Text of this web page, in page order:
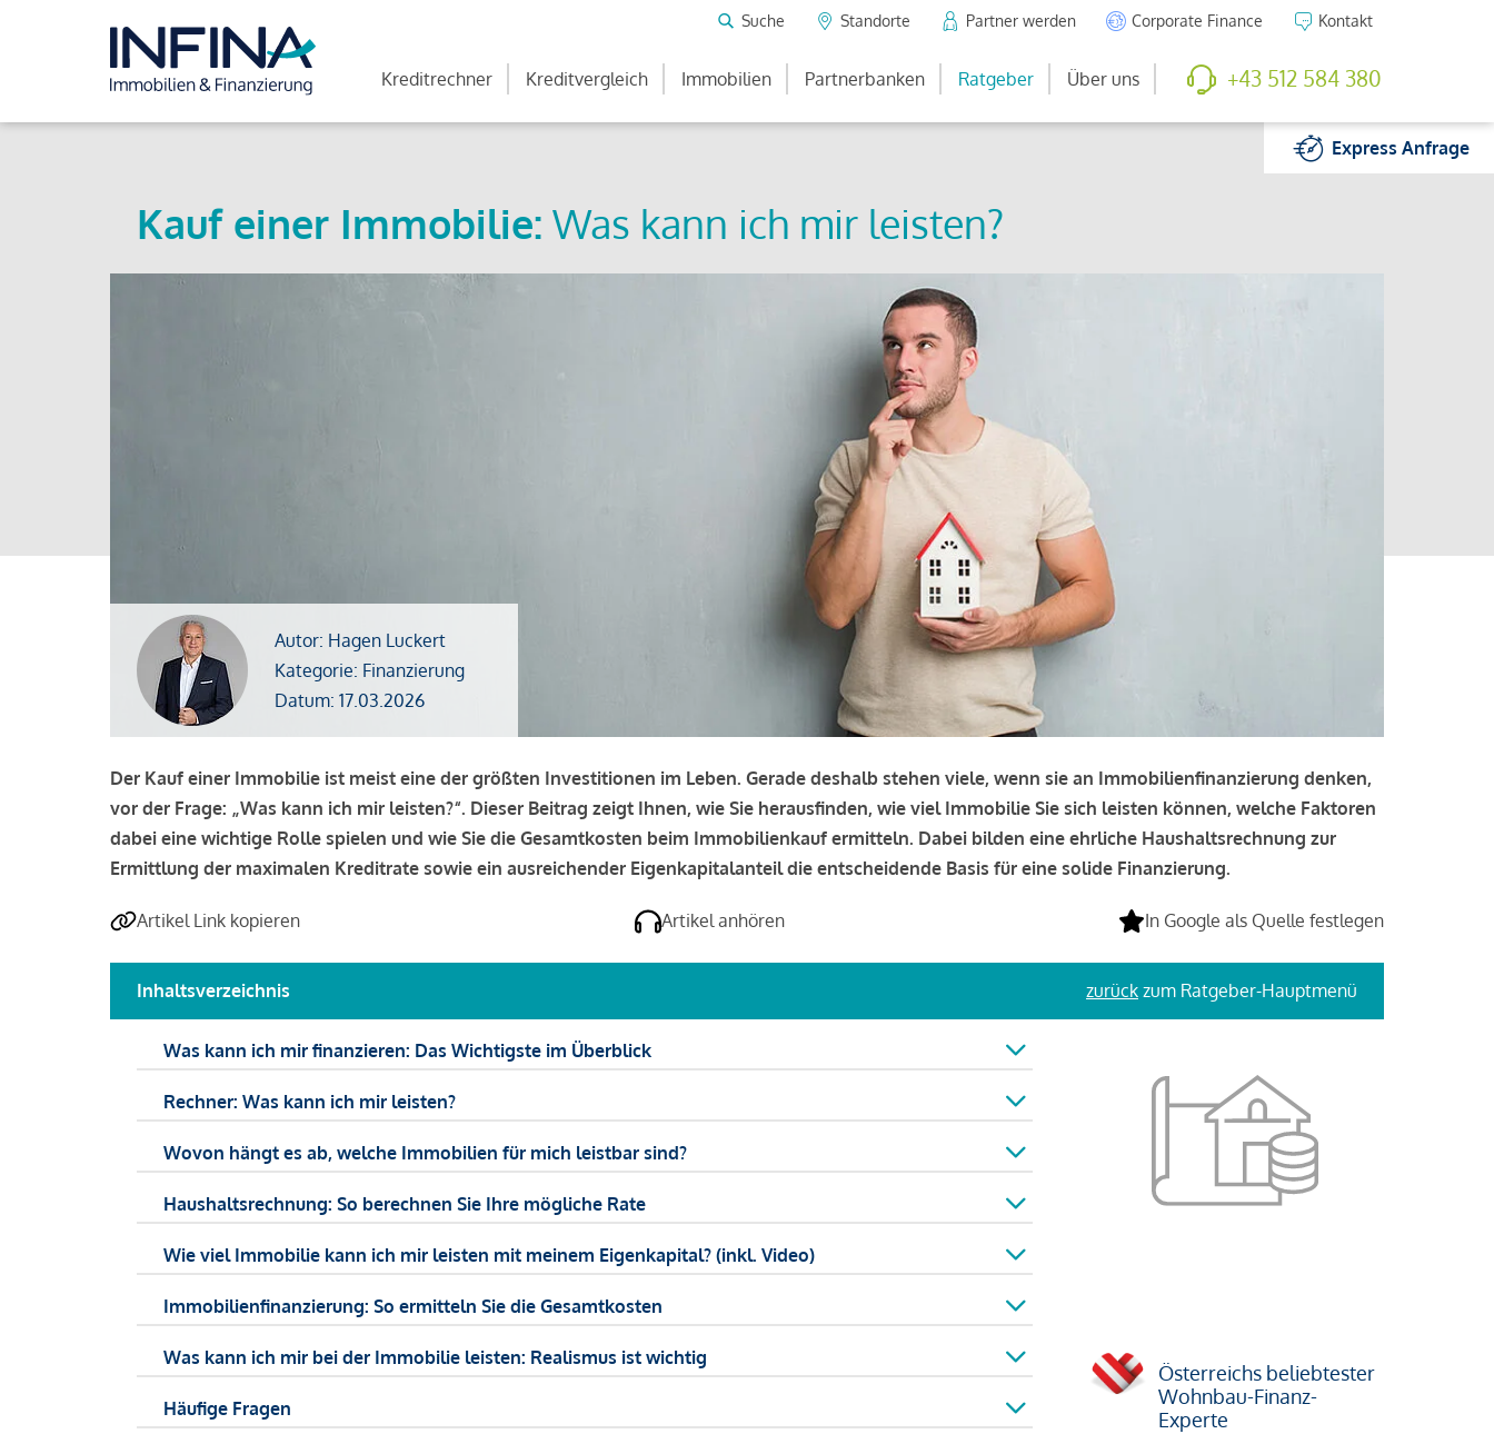
Suche Standorte Partner werden Corporate Finance Kontakt
Kreditrechner Kreditvergleich Immobilien Partnerbanken Ratgeber Über uns +43 512 584 380
ExpressAnfrage
Kauf einer Immobilie: Was kann ich mir leisten?
Autor: Hagen Luckert
Kategorie: Finanzierung
Datum: 17.03.2026
Der Kauf einer Immobilie ist meist eine der größten Investitionen im Leben. Gerade deshalb stehen viele, wenn sie an Immobilienfinanzierung denken,
vor der Frage: „Was kann ich mir leisten?“. Dieser Beitrag zeigt Ihnen, wie Sie herausfinden, wie viel Immobilie Sie sich leisten können, welche Faktoren
dabei eine wichtige Rolle spielen und wie Sie die Gesamtkosten beim Immobilienkauf ermitteln. Dabei bilden eine ehrliche Haushaltsrechnung zur
Ermittlung der maximalen Kreditrate sowie ein ausreichender Eigenkapitalanteil die entscheidende Basis für eine solide Finanzierung.
Artikel Link kopieren Artikel anhören In Google als Quelle festlegen
Inhaltsverzeichnis zurück zum Ratgeber-Hauptmenü
Was kann ich mir finanzieren: Das Wichtigste im Überblick
Rechner: Was kann ich mir leisten?
Wovon hängt es ab, welche Immobilien für mich leistbar sind?
Haushaltsrechnung: So berechnen Sie Ihre mögliche Rate
Wie viel Immobilie kann ich mir leisten mit meinem Eigenkapital? (inkl. Video)
Immobilienfinanzierung: So ermitteln Sie die Gesamtkosten
Was kann ich mir bei der Immobilie leisten: Realismus ist wichtig
Häufige Fragen
Österreichs beliebtester
Wohnbau-Finanz-
Experte